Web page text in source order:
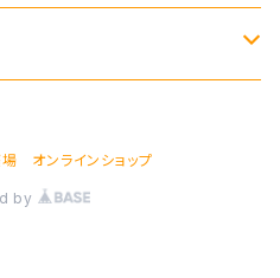
オンラインショップ
by